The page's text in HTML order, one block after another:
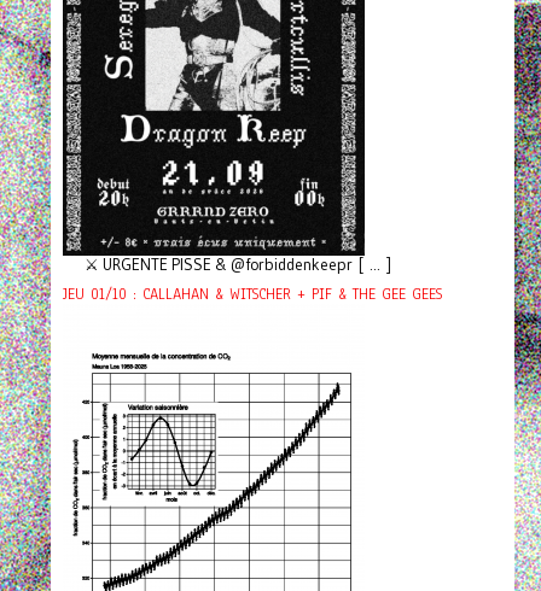
⚔️ URGENTE PISSE & @forbiddenkeepr [ ... ]
JEU 01/10 : CALLAHAN & WITSCHER + PIF & THE GEE GEES